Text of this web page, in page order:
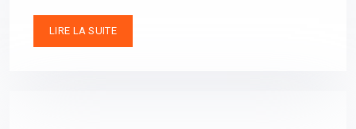
LIRE LA SUITE